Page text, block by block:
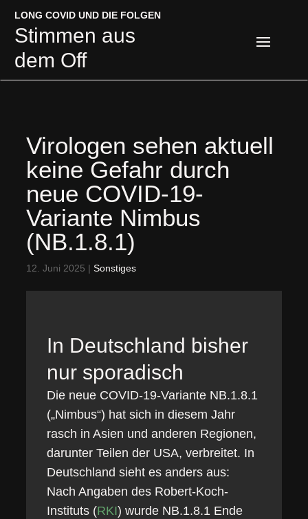
LONG COVID UND DIE FOLGEN
Stimmen aus
dem Off
LONG COVID UND DIE FOLGEN
Stimmen aus
dem Off
Virologen sehen aktuell
keine Gefahr durch
neue COVID-19-
Variante Nimbus
(NB.1.8.1)
12. Juni 2025 | Sonstiges
In Deutschland bisher
nur sporadisch
Die neue COVID-19-Variante NB.1.8.1
(„Nimbus“) hat sich in diesem Jahr
rasch in Asien und anderen Regionen,
darunter Teilen der USA, verbreitet. In
Deutschland sieht es anders aus:
Nach Angaben des Robert-Koch-
Instituts (RKI) wurde NB.1.8.1 Ende